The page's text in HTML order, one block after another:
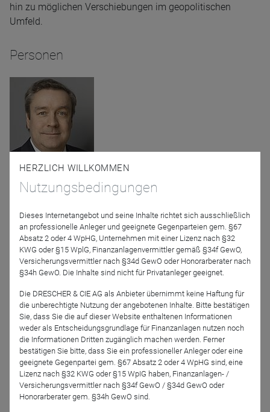
hin zu möglichen Verschiebungen im geopolitischen
Umfeld.
Personen
Dr. Christoph Bruns
LOYS AG
Moderator
Gerrit Braith
Podcast-Folge anhören
HERZLICH WILLKOMMEN
Nutzungsbedingungen
Dieses Internetangebot und seine Inhalte richtet sich ausschließlich
an professionelle Anleger und geeignete Gegenparteien gem. §67
Absatz 2 oder 4 WpHG, Unternehmen mit einer Lizenz nach §32
KWG oder §15 WplG, Finanzanlagenvermittler gemäß §34f GewO,
Versicherungsvermittler nach §34d GewO oder Honorarberater nach
§34h GewO. Die Inhalte sind nicht für Privatanleger geeignet.
Die DRESCHER & CIE AG als Anbieter übernimmt keine Haftung für
die unberechtigte Nutzung der angebotenen Inhalte. Bitte bestätigen
Sie, dass Sie die auf dieser Website enthaltenen Informationen
weder als Entscheidungsgrundlage für Finanzanlagen nutzen noch
die Informationen Dritten zugänglich machen werden. Ferner
bestätigen Sie bitte, dass Sie ein professioneller Anleger oder eine
geeignete Gegenpartei gem. §67 Absatz 2 oder 4 WpHG sind, eine
Lizenz nach §32 KWG oder §15 WpIG haben, Finanzanlagen- /
Versicherungsvermittler nach §34f GewO / §34d GewO oder
Honorarberater gem. §34h GewO sind.